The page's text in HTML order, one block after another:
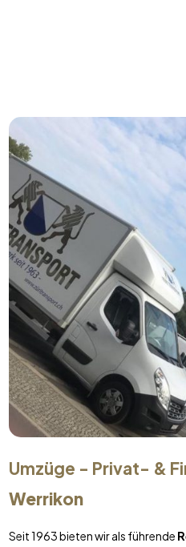
Umzüge - Privat- &
Werrikon
Seit 1963 bieten wir als führende